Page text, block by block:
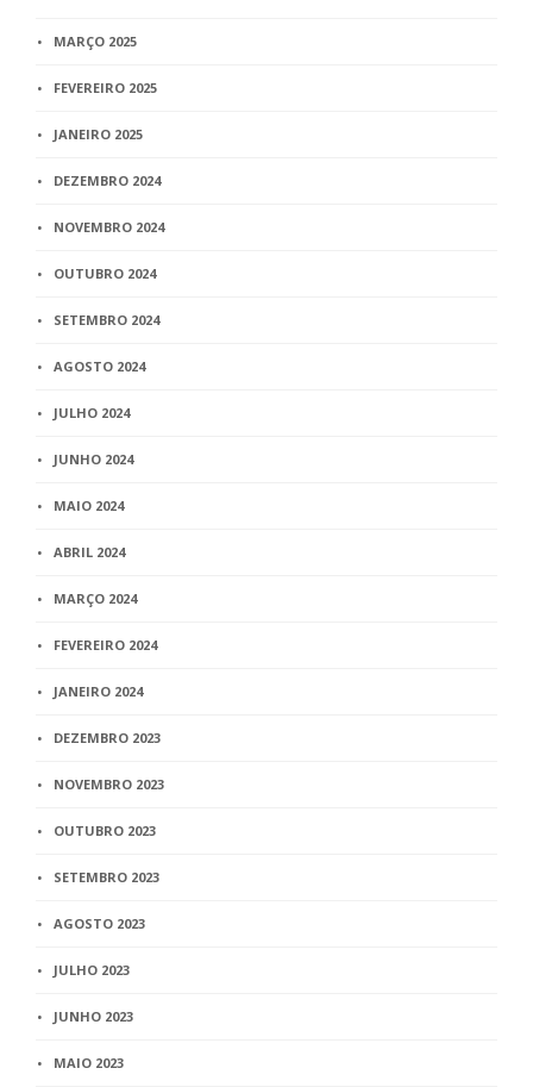
MARÇO 2025
FEVEREIRO 2025
JANEIRO 2025
DEZEMBRO 2024
NOVEMBRO 2024
OUTUBRO 2024
SETEMBRO 2024
AGOSTO 2024
JULHO 2024
JUNHO 2024
MAIO 2024
ABRIL 2024
MARÇO 2024
FEVEREIRO 2024
JANEIRO 2024
DEZEMBRO 2023
NOVEMBRO 2023
OUTUBRO 2023
SETEMBRO 2023
AGOSTO 2023
JULHO 2023
JUNHO 2023
MAIO 2023